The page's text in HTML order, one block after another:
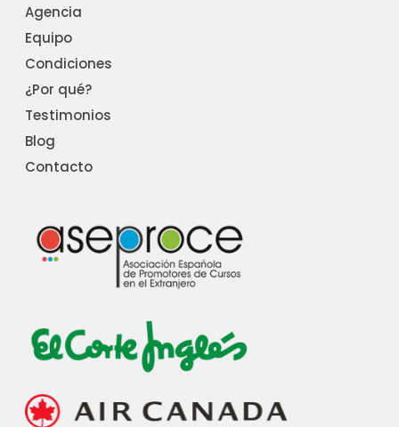
Agencia
Equipo
Condiciones
¿Por qué?
Testimonios
Blog
Contacto